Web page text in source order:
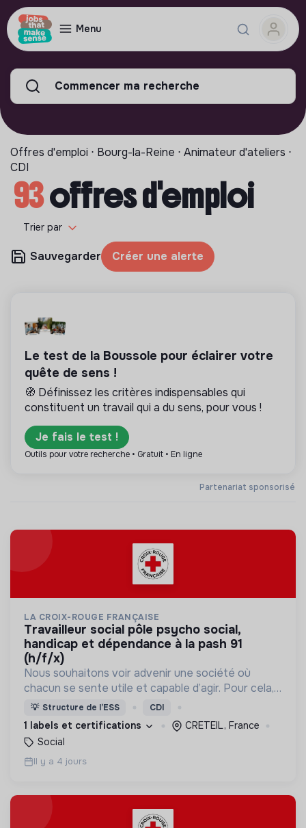
Menu
Commencer ma recherche
Offres d'emploi ⋅ Bourg-la-Reine ⋅ Animateur d'ateliers ⋅
CDI
93offres d'emploi
Trier par
Sauvegarder Créer une alerte
Partenariat sponsorisé
Le test de la Boussole pour éclairer votre
quête de sens !
🧭 Définissez les critères indispensables qui
constituent un travail qui a du sens, pour vous !
Je fais le test !
Outils pour votre recherche • Gratuit • En ligne
LA CROIX-ROUGE FRANÇAISE
travailleur social pôle psycho social,
handicap et dépendance à la pash 91
(h/f/x)
Nous souhaitons voir advenir une société où
chacun se sente utile et capable d’agir. Pour cela,
nous proposons des moyens et des lieux
d’engagement innovants et adaptés à tous.
💡 Structure de l’ESS CDI
1 labels et certifications
CRETEIL, France
Social
Il y a 4 jours